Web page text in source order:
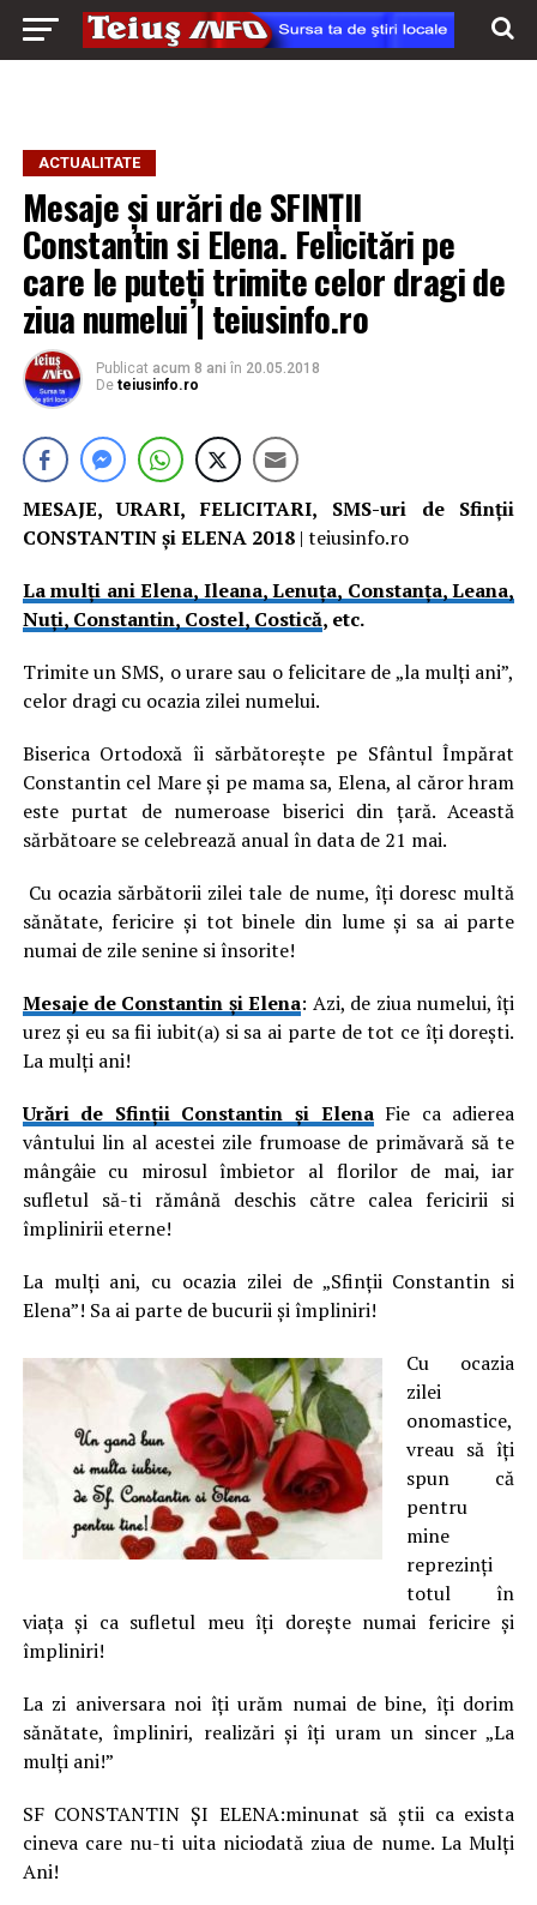
ACTUALITATE
Mesaje și urări de SFINȚII
Constantin si Elena. Felicitări pe
care le puteți trimite celor dragi de
ziua numelui | teiusinfo.ro
Publicat acum 8 ani în 20.05.2018
De teiusinfo.ro
MESAJE, URARI, FELICITARI, SMS-uri de Sfinţii
CONSTANTIN şi ELENA 2018 | teiusinfo.ro
La mulți ani Elena, Ileana, Lenuţa, Constanţa, Leana,
Nuţi, Constantin, Costel, Costică, etc.
Trimite un SMS, o urare sau o felicitare de „la mulţi ani”,
celor dragi cu ocazia zilei numelui.
Biserica Ortodoxă îi sărbătoreşte pe Sfântul Împărat
Constantin cel Mare şi pe mama sa, Elena, al căror hram
este purtat de numeroase biserici din ţară. Această
sărbătoare se celebrează anual în data de 21 mai.
Cu ocazia sărbătorii zilei tale de nume, îţi doresc multă
sănătate, fericire şi tot binele din lume şi sa ai parte
numai de zile senine si însorite!
Mesaje de Constantin și Elena: Azi, de ziua numelui, îţi
urez şi eu sa fii iubit(a) si sa ai parte de tot ce îţi doreşti.
La mulţi ani!
Urări de Sfinții Constantin și ElenaFie ca adierea
vântului lin al acestei zile frumoase de primăvară să te
mângâie cu mirosul îmbietor al florilor de mai, iar
sufletul să-ti rămână deschis către calea fericirii si
împlinirii eterne!
La mulţi ani, cu ocazia zilei de „Sfinţii Constantin si
Elena”! Sa ai parte de bucurii şi împliniri!
Cu ocazia
zilei
onomastice,
vreau să îţi
spun că
pentru
mine
reprezinţi
totul în
viaţa şi ca sufletul meu îţi doreşte numai fericire şi
împliniri!
La zi aniversara noi îţi urăm numai de bine, îţi dorim
sănătate, împliniri, realizări şi îţi uram un sincer „La
mulţi ani!”
SF CONSTANTIN ŞI ELENA:minunat să ştii ca exista
cineva care nu-ti uita niciodată ziua de nume. La Mulţi
Ani!